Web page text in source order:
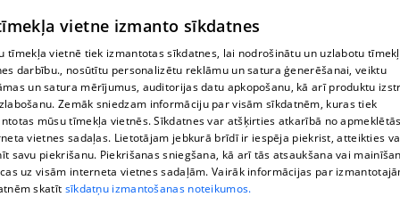
Par mums
Privātuma politika
Sīkdatnes
Lietošanas noteikumi
vietne izmanto sīkdatnes
tīmekļa vietnē tiek izmantotas sīkdatnes, lai nodrošinātu un uzlabotu
darbību., nosūtītu personalizētu reklāmu un satura ģenerēšanai, veiktu
un satura mērījumus, auditorijas datu apkopošanu, kā arī produktu
Zemāk sniedzam informāciju par visām sīkdatnēm, kuras tiek
mūsu tīmekļa vietnēs. Sīkdatnes var atšķirties atkarībā no
vietnes sadaļas. Lietotājam jebkurā brīdī ir iespēja piekrist, atteikties
savu piekrišanu. Piekrišanas sniegšana, kā arī tās atsaukšana vai
uz visām interneta vietnes sadaļām. Vairāk informācijas par
skatīt sīkdatņu izmantošanas noteikumos.